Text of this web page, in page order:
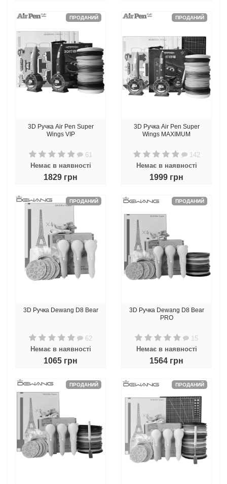
ПРОДАНИЙ
3D Ручка Air Pen Super
Wings VIP
61
Немає в наявності
1829 грн
ПРОДАНИЙ
3D Ручка Air Pen Super
Wings MAXIMUM
142
Немає в наявності
1999 грн
ПРОДАНИЙ
3D Ручка Dewang D8 Bear
62
Немає в наявності
1065 грн
ПРОДАНИЙ
3D Ручка Dewang D8 Bear
PRO
15
Немає в наявності
1564 грн
ПРОДАНИЙ ПРОДАНИЙ